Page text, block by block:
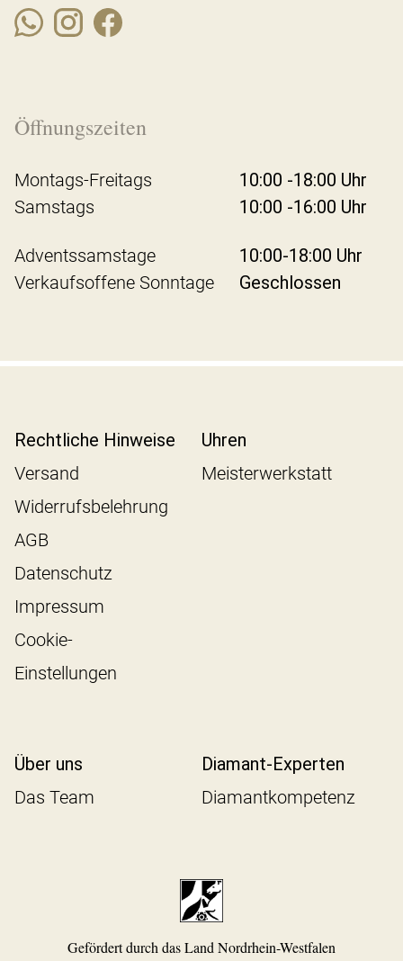
Öffnungszeiten
Montags-Freitags
10:00 -18:00 Uhr
Samstags
10:00 -16:00 Uhr
Adventssamstage
10:00-18:00 Uhr
Verkaufsoffene Sonntage
Geschlossen
Rechtliche Hinweise
Versand
Widerrufsbelehrung
AGB
Datenschutz
Impressum
Cookie-
Einstellungen
Uhren
Meisterwerkstatt
Über uns
Das Team
Diamant-Experten
Diamantkompetenz
Gefördert durch das Land Nordrhein-Westfalen